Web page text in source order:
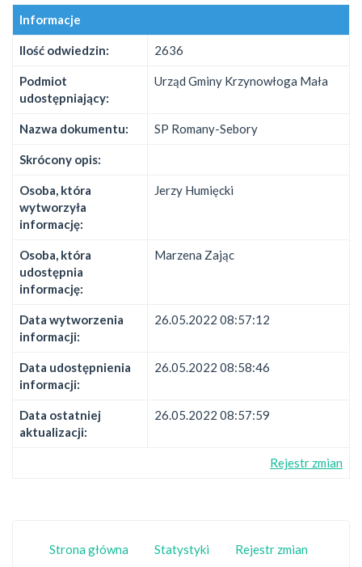
Informacje
Ilość odwiedzin: 2636
Podmiot
udostępniający:
Urząd Gminy Krzynowłoga Mała
Nazwa dokumentu: SP Romany-Sebory
Skrócony opis:
Osoba, która
wytworzyła
informację:
Jerzy Humięcki
Osoba, która
udostępnia
informację:
Marzena Zając
Data wytworzenia
informacji:
26.05.2022 08:57:12
Data udostępnienia
informacji:
26.05.2022 08:58:46
Data ostatniej
aktualizacji:
26.05.2022 08:57:59
Rejestr zmian
Strona główna Statystyki Rejestr zmian